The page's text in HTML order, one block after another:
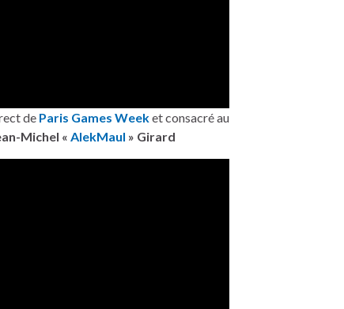
de Paris Games Weeket consacré au
Michel « AlekMaul » Girard